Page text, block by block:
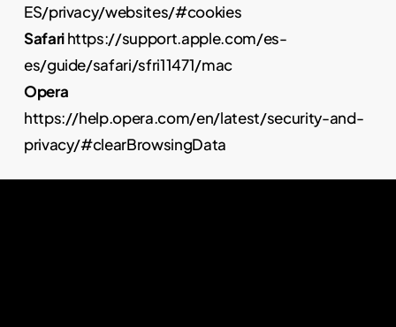
ES/privacy/websites/#cookies
Safarihttps://support.apple.com/es-
es/guide/safari/sfri11471/mac
Opera
https://help.opera.com/en/latest/security-and-
privacy/#clearBrowsingData